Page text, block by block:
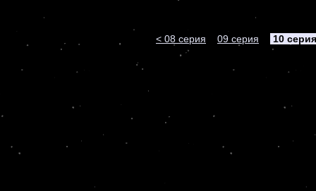
< 08 серия 09 серия 10